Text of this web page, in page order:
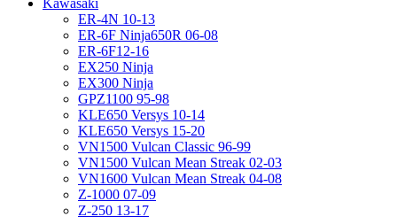
ER-4N 10-13
ER-6F Ninja650R 06-08
ER-6F12-16
EX250 Ninja
EX300 Ninja
GPZ1100 95-98
KLE650 Versys 10-14
KLE650 Versys 15-20
VN1500 Vulcan Classic 96-99
VN1500 Vulcan Mean Streak 02-03
VN1600 Vulcan Mean Streak 04-08
Z-1000 07-09
Z-250 13-17